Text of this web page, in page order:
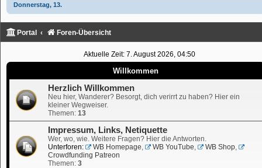
Donnerstag, 13.
Portal Foren-Übersicht
Aktuelle Zeit: 7. August 2026, 04:50
Willkommen
Herzlich Willkommen
Neu hier, Wanderer? Besorgt, dich verirrt zu haben? Hier ein
kleiner Wegweiser.
Themen: 13
Impressum, Links, Netiquette
Wer, wo, wie. Weitere Fragen? Hier die Antworten.
Unterforen:
WB Homepage, WB YouTube, WB Shop,
Crowdfunding Patreon
Themen: 3